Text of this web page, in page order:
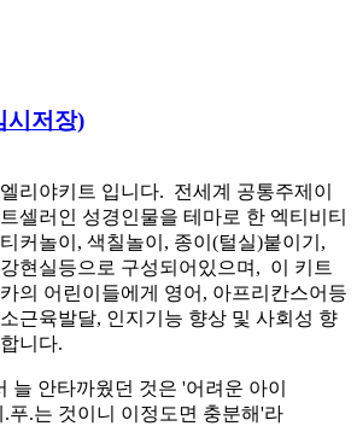
저장)
리야키트 입니다. 전세계 공통주제이
셀러인 성경인물을 테마로 한 엑티비티
커놀이, 색칠놀이, 종이(털실)붙이기,
현실등으로 구성되어있으며, 이 키트
의 어린이들에게 영어, 아프리칸스어등
근육발달, 인지기능 향상 및 사회성 향
니다.
늘 안타까웠던 것은 '어려운 아이
.푸.는 것이니 이정도면 충분해'라